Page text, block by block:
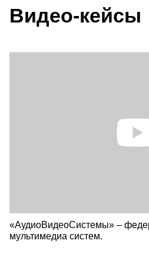
Видео-кейсы
«АудиоВидеоСистемы» –
мультимедиа систем.